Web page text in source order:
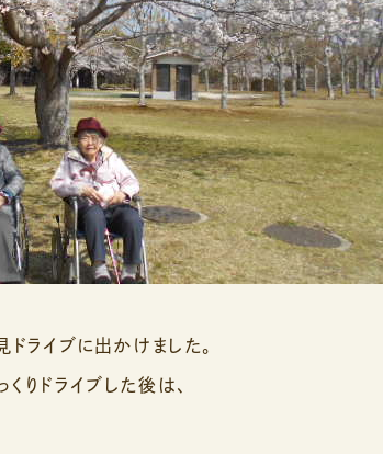
ライブに出かけました。
ドライブした後は、